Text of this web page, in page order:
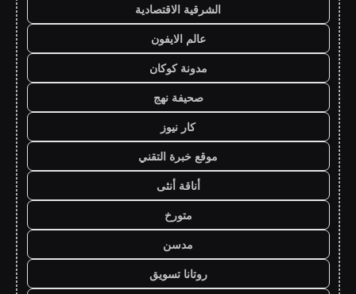
الشرقية الاقتصادية
عالم الايفون
مدونة كوكان
صحيفة نهج
كار نيوز
موقع خبرة التقني
أناقة أنثى
متورخ
مدسن
روتانا تسويق